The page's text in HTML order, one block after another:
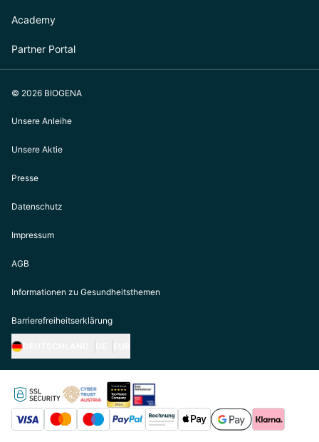
Academy
Partner Portal
© 2026 BIOGENA
Unsere Anleihe
Unsere Aktie
Presse
Datenschutz
Impressum
AGB
Informationen zu Gesundheitsthemen
Barrierefreiheitserklärung
https://biogena.com/de-at
https://biogena.com/de-de
https://biogena.com/de-ch
https://biogena.com/it-it
https://biogena.com/ro-ro